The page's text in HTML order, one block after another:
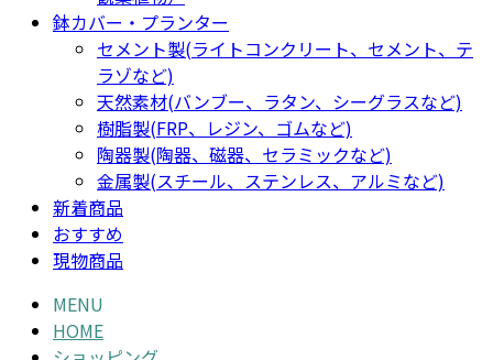
鉢カバー・プランター
セメント製(ライトコンクリート、セメント、テ
ラゾなど)
天然素材(バンブー、ラタン、シーグラスなど)
樹脂製(FRP、レジン、ゴムなど)
陶器製(陶器、磁器、セラミックなど)
金属製(スチール、ステンレス、アルミなど)
新着商品
おすすめ
現物商品
MENU
HOME